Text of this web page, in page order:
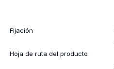
Fijación
Hoja de ruta del producto